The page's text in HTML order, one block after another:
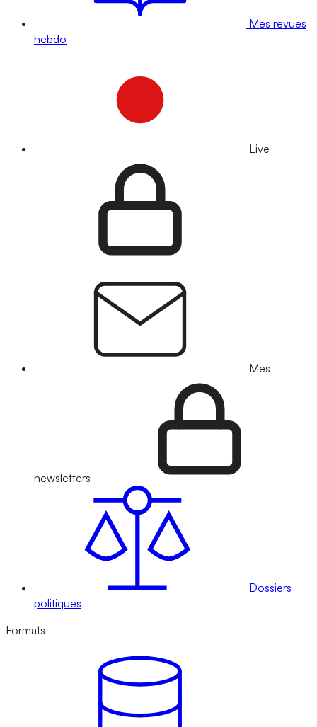
Mes revues
hebdo
Live
Mes
newsletters
Dossiers
politiques
Formats